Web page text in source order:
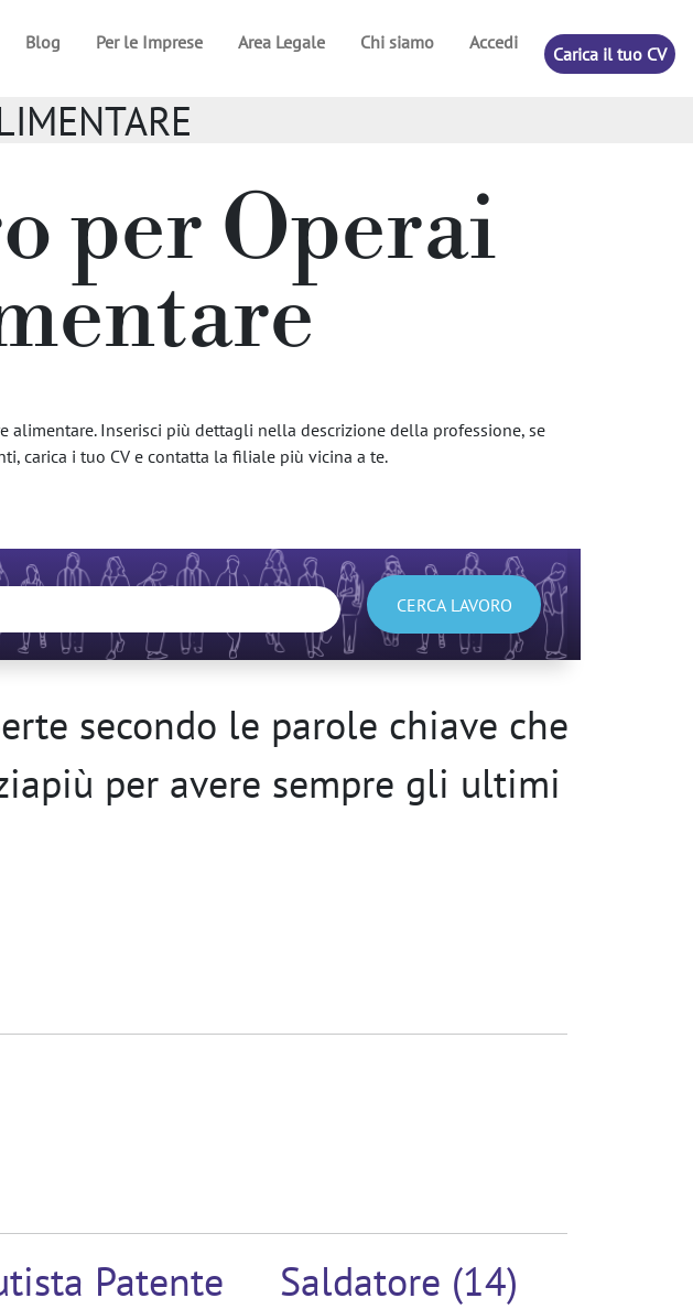
Blog Per le Imprese Area Legale Chi siamo Accedi
Carica il tuo CV
per Operai
Inserisci più dettagli nella descrizione della professione, se
carica i tuo CV e contatta la filiale più vicina a te.
CERCA LAVORO
secondo le parole chiave che
per avere sempre gli ultimi
Patente
Saldatore (14)